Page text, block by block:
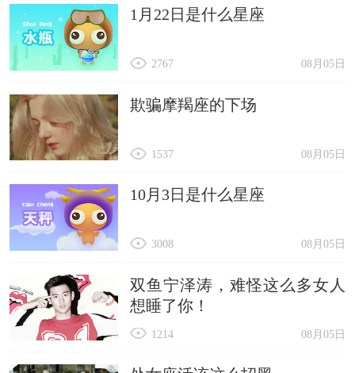
1月22日是什么星座
08月05日
2767
欺骗摩羯座的下场
08月05日
1537
10月3日是什么星座
08月05日
3008
双鱼宁泽涛，难怪这么多女人
想睡了你！
08月05日
1214